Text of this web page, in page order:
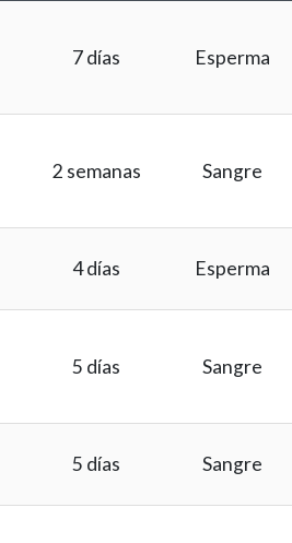
7 días Esperma
2 semanas Sangre
4 días Esperma
5 días Sangre
5 días Sangre